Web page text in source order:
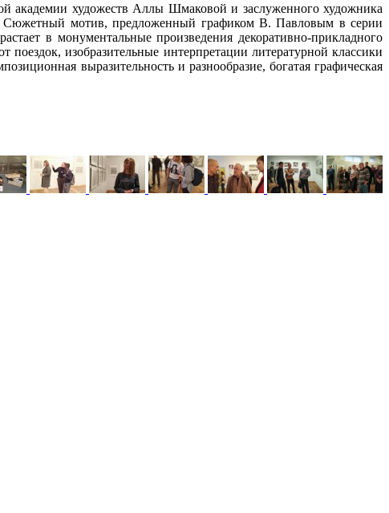
академии художеств Аллы Шмаковой и заслуженного художника
Сюжетный мотив, предложенный графиком В. Павловым в серии
в монументальные произведения декоративно-прикладного
изобразительные интерпретации литературной классики
выразительность и разнообразие, богатая графическая